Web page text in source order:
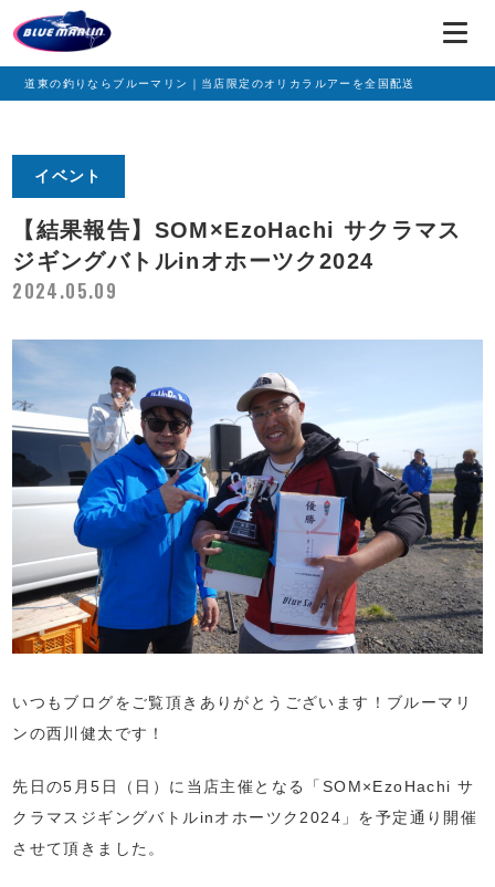
道東の釣りならブルーマリン｜当店限定のオリカラルアーを全国配送
イベント
【結果報告】SOM×EzoHachi サクラマス
ジギングバトルinオホーツク2024
2024.05.09
いつもブログをご覧頂きありがとうございます！ブルーマリ
ンの西川健太です！
先日の5月5日（日）に当店主催となる「SOM×EzoHachi サ
クラマスジギングバトルinオホーツク2024」を予定通り開催
させて頂きました。